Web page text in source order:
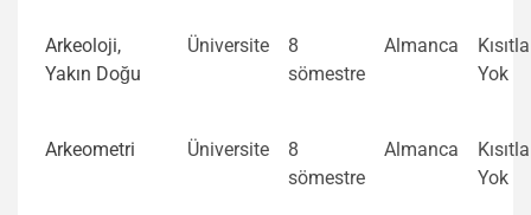
Arkeoloji,
Yakın Doğu
Üniversite
8
sömestre
Almanca
Yok
Arkeometri Üniversite
8
sömestre
Almanca
Yok